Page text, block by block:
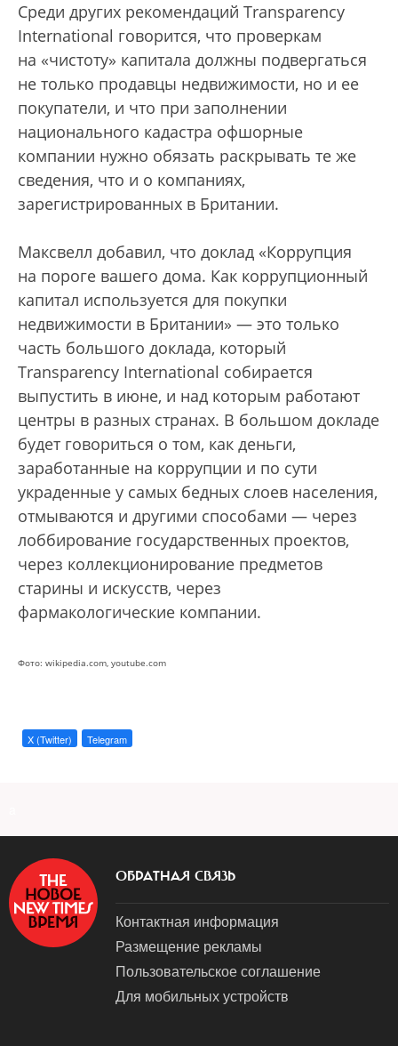
Среди других рекомендаций Transparеncy
International говорится, что проверкам
на «чистоту» капитала должны подвергаться
не только продавцы недвижимости, но и ее
покупатели, и что при заполнении
национального кадастра офшорные
компании нужно обязать раскрывать те же
сведения, что и о компаниях,
зарегистрированных в Британии.
Максвелл добавил, что доклад «Коррупция
на пороге вашего дома. Как коррупционный
капитал используется для покупки
недвижимости в Британии» — это только
часть большого доклада, который
Transparеncy International собирается
выпустить в июне, и над которым работают
центры в разных странах. В большом докладе
будет говориться о том, как деньги,
заработанные на коррупции и по сути
украденные у самых бедных слоев населения,
отмываются и другими способами — через
лоббирование государственных проектов,
через коллекционирование предметов
старины и искусств, через
фармакологические компании.
Фото: wikipedia.com, youtube.com
X (Twitter) Telegram
ОБРАТНАЯ СВЯЗЬ
Контактная информация
Размещение рекламы
Пользовательское соглашение
Для мобильных устройств